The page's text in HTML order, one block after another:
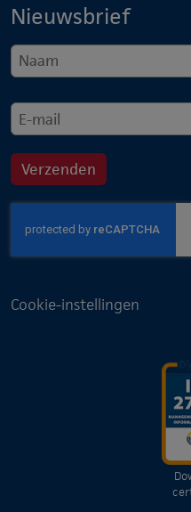
Nieuwsbrief
Cookie-instellingen